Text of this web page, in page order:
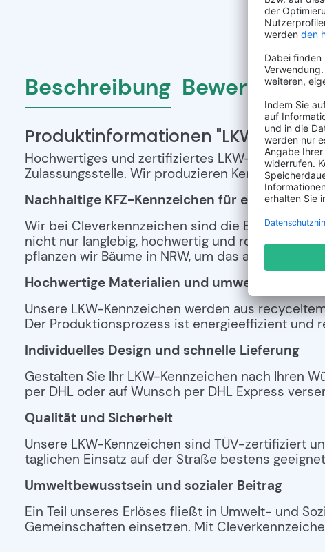
Beschreibung Bewertungen
Produktinformationen "LKW-
Hochwertiges und zertifiziertes LKW-
Zulassungsstelle. Wir produzieren Kennzeichen
Nachhaltige KFZ-Kennzeichen für eine
Wir bei Cleverkennzeichen sind die Experten für
nicht nur langlebig, hochwertig und robust,
pflanzen wir Bäume in NRW, um das
Hochwertige Materialien und
Unsere LKW-Kennzeichen werden aus
Der Produktionsprozess ist energieeffizient und
Individuelles Design und schnelle Lieferung
Gestalten Sie Ihr LKW-Kennzeichen nach Ihren
per DHL oder auf Wunsch per DHL Express
Qualität und Sicherheit
Unsere LKW-Kennzeichen sind TÜV-zertifiziert
täglichen Einsatz auf der Straße bestens
Umweltbewusstsein und sozialer Beitrag
Ein Teil unseres Erlöses fließt in Umwelt- und
Gemeinschaften einsetzen. Mit